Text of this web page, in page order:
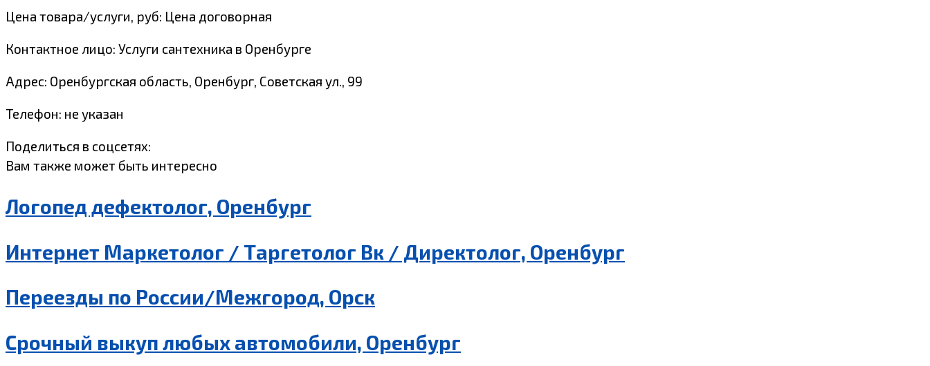
Цена товара/услуги, руб: Цена договорная
Контактное лицо: Услуги сантехника в Оренбурге
Адрес: Оренбургская область, Оренбург, Советская ул., 99
Телефон: не указан
Поделиться в соцсетях:
Вам также может быть интересно
Логопед дефектолог, Оренбург
Интернет Маркетолог / Таргетолог Вк / Директолог, Оренбург
Переезды по России/Межгород, Орск
Срочный выкуп любых автомобили, Оренбург